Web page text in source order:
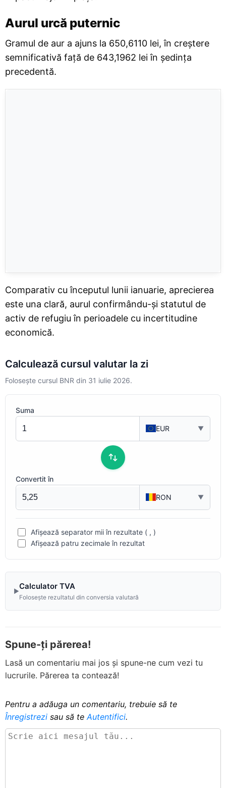
Aurul urcă puternic
Gramul de aur a ajuns la 650,6110 lei, în creștere
semnificativă față de 643,1962 lei în ședința
precedentă.
Comparativ cu începutul lunii ianuarie, aprecierea
este una clară, aurul confirmându-și statutul de
activ de refugiu în perioadele cu incertitudine
economică.
Calculează cursul valutar la zi
Foloseşte cursul BNR din 31 iulie 2026.
Suma
EUR ▼
Convertit în
RON ▼
Afișează separator mii în rezultate ( , )
Afișează patru zecimale în rezultat
▶
Calculator TVA
Foloseşte rezultatul din conversia valutară
Spune-ți părerea!
Lasă un comentariu mai jos și spune-ne cum vezi tu
lucrurile. Părerea ta contează!
Pentru a adăuga un comentariu, trebuie să te
Înregistrezi sau să te Autentifici.